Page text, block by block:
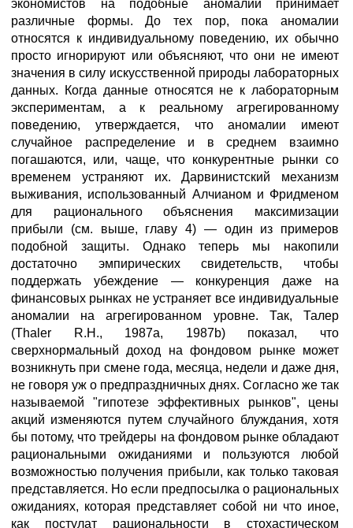
экономистов на подобные аномалии принимает
различные формы. До тех пор, пока аномалии
относятся к индивидуальному поведению, их обычно
просто игнорируют или объясняют, что они не имеют
значения в силу искусственной природы лабораторных
данных. Когда данные относятся не к лабораторным
экспериментам, а к реальному агрегированному
поведению, утверждается, что аномалии имеют
случайное распределение и в среднем взаимно
погашаются, или, чаще, что конкурентные рынки со
временем устраняют их. Дарвинистский механизм
выживания, использованный Алчианом и Фридменом
для рационального объяснения максимизации
прибыли (см. выше, главу 4) — один из примеров
подобной защиты. Однако теперь мы накопили
достаточно эмпирических свидетельств, чтобы
поддержать убеждение — конкуренция даже на
финансовых рынках не устраняет все индивидуальные
аномалии на агрегированном уровне. Так, Талер
(Thaler R.H., 1987а, 1987b) показал, что
сверхнормальный доход на фондовом рынке может
возникнуть при смене года, месяца, недели и даже дня,
не говоря уж о предпраздничных днях. Согласно же так
называемой "гипотезе эффективных рынков", цены
акций изменяются путем случайного блуждания, хотя
бы потому, что трейдеры на фондовом рынке обладают
рациональными ожиданиями и пользуются любой
возможностью получения прибыли, как только таковая
представляется. Но если предпосылка о рациональных
ожиданиях, которая представляет собой ни что иное,
как постулат рациональности в стохастическом